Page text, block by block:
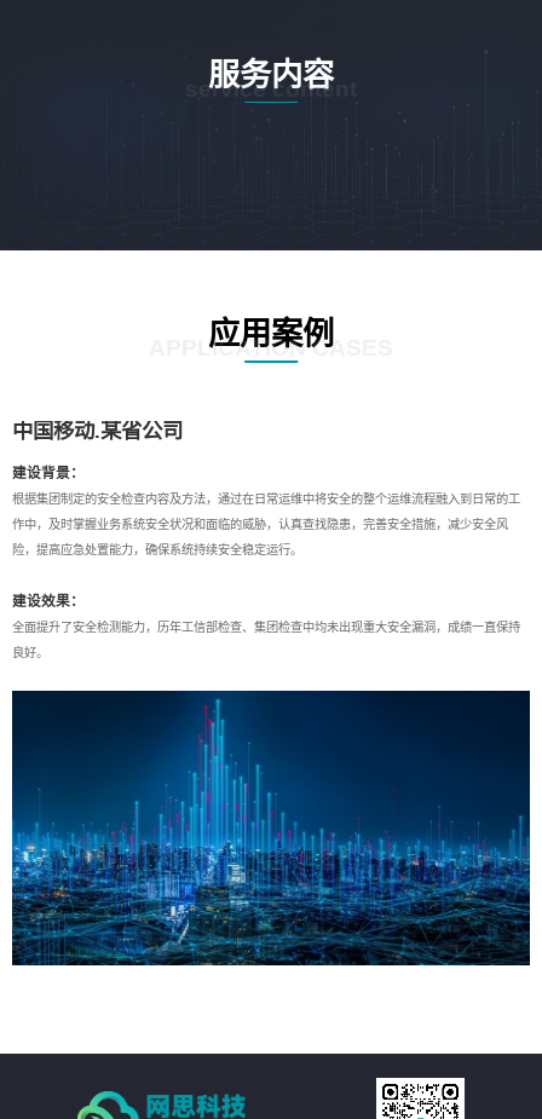
服务内容
service content
应用案例
APPLICATION CASES
中国移动.某省公司
建设背景：
根据集团制定的安全检查内容及方法，通过在日常运维中将安全的整个运维流程融入到日常的工
作中，及时掌握业务系统安全状况和面临的威胁，认真查找隐患，完善安全措施，减少安全风
险，提高应急处置能力，确保系统持续安全稳定运行。
建设效果：
全面提升了安全检测能力，历年工信部检查、集团检查中均未出现重大安全漏洞，成绩一直保持
良好。